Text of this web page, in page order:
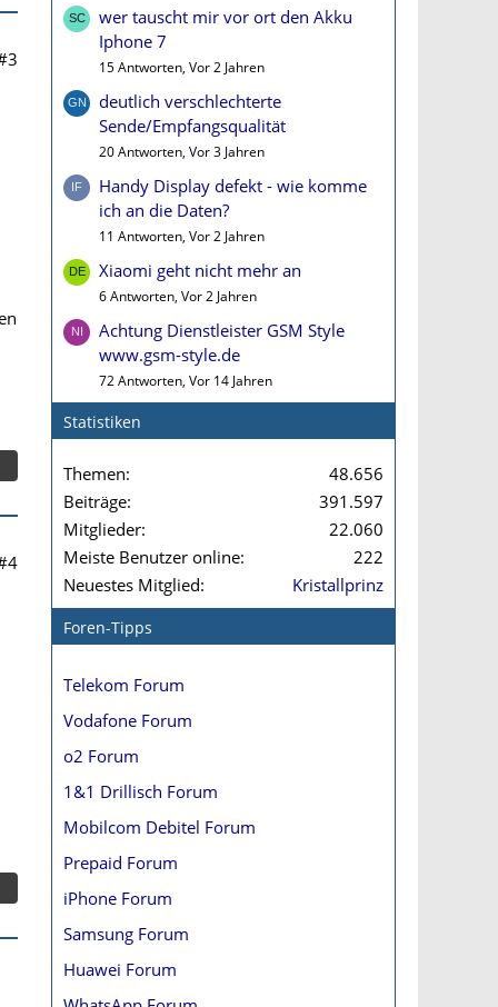
wer tauscht mir vor ort den Akku
Iphone 7
15 Antworten, Vor 2 Jahren
deutlich verschlechterte
Sende/Empfangsqualität
20 Antworten, Vor 3 Jahren
Handy Display defekt - wie komme
ich an die Daten?
11 Antworten, Vor 2 Jahren
Xiaomi geht nicht mehr an
6 Antworten, Vor 2 Jahren
Achtung Dienstleister GSM Style
www.gsm-style.de
72 Antworten, Vor 14 Jahren
Statistiken
Themen
48.656
Beiträge
391.597
Mitglieder
22.060
Meiste Benutzer online
222
Neuestes Mitglied
Kristallprinz
Foren-Tipps
Telekom Forum
Vodafone Forum
o2 Forum
1&1 Drillisch Forum
Mobilcom Debitel Forum
Prepaid Forum
iPhone Forum
Samsung Forum
Huawei Forum